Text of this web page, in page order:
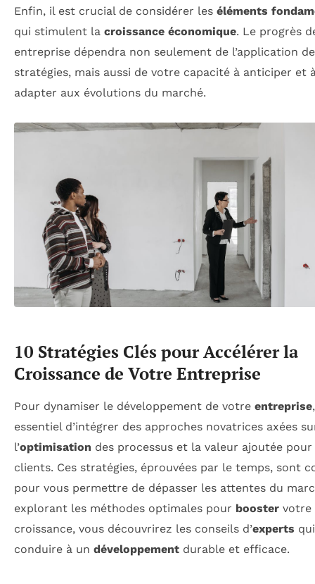
Enfin, il est crucial de considérer les éléments
qui stimulent la croissance économique. Le progrès
entreprise dépendra non seulement de l’application
stratégies, mais aussi de votre capacité à anticiper et
adapter aux évolutions du marché.
10 Stratégies Clés pour Accélérer la
Croissance de Votre Entreprise
Pour dynamiser le développement de votre entreprise
essentiel d’intégrer des approches novatrices axées
l’optimisation des processus et la valeur ajoutée pour
clients. Ces stratégies, éprouvées par le temps, sont
pour vous permettre de dépasser les attentes du
explorant les méthodes optimales pour booster votre
croissance, vous découvrirez les conseils d’experts
conduire à un développement durable et efficace.